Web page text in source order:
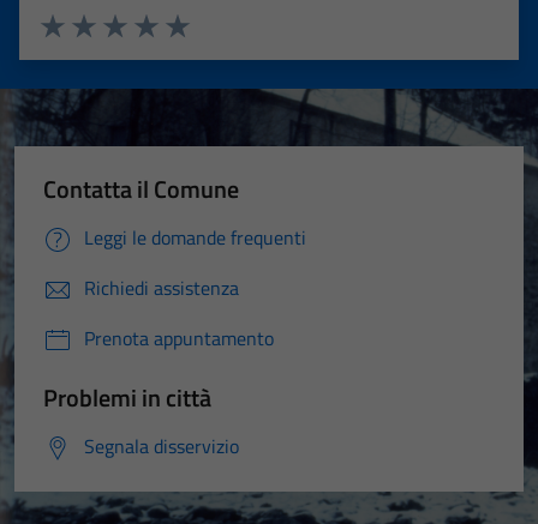
Valuta 5 stelle su 5
Valuta 4 stelle su 5
Valuta 3 stelle su 5
Valuta 2 stelle su 5
Valuta 1 stelle su 5
Contatta il Comune
Leggi le domande frequenti
Richiedi assistenza
Prenota appuntamento
Problemi in città
Segnala disservizio